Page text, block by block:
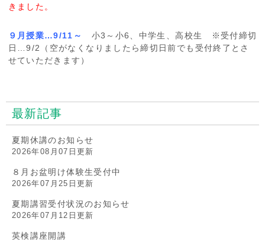
きました。
９月授業…9/11～
小3～小6、中学生、高校生 ※受付締切
日…9/2（空がなくなりましたら締切日前でも受付終了とさ
せていただきます）
最新記事
夏期休講のお知らせ
2026年08月07日更新
８月お盆明け体験生受付中
2026年07月25日更新
夏期講習受付状況のお知らせ
2026年07月12日更新
英検講座開講